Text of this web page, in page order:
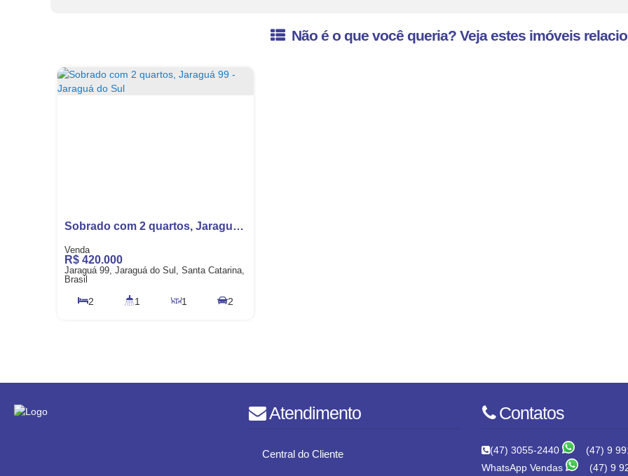
Não é o que você queria? Veja estes imóveis
Sobrado com 2 quartos, Jaraguá 99 - Jaraguá do Sul
R$ 420.000
Jaraguá 99, Jaraguá do Sul, Santa Catarina,
Brasil
2 1 1
2
Atendimento
Central do Cliente
Contatos
(47) 3055-2440
(47) 9
WhatsApp Vendas
(47) 9